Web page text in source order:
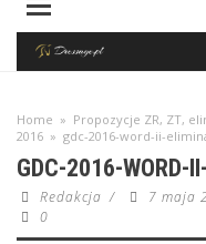
Home » Propozycje ZR, ZT,
2016 » gdc-2016-word-ii-
GDC-2016-WORD-
Redakcja /
7 maja
0